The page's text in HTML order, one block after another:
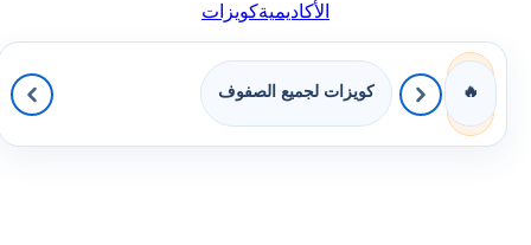
الأكاديميةكويزات
🔥 كويزات لجميع الصفوف